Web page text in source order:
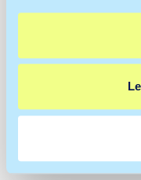
Naudojame
bei skelbimus, teikti
analizuoti srautą. Be
analizės partneriais,
pateiktos arba